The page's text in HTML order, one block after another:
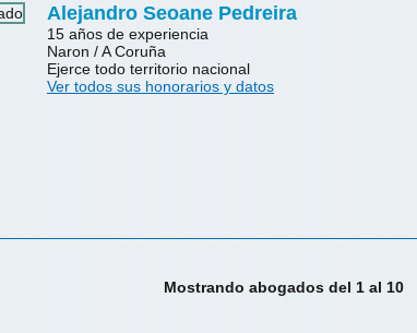
Alejandro Seoane Pedreira
15 años de experiencia
Naron / A Coruña
Ejerce todo territorio nacional
Ver todos sus honorarios y datos
Mostrando abogados del 1 al 10